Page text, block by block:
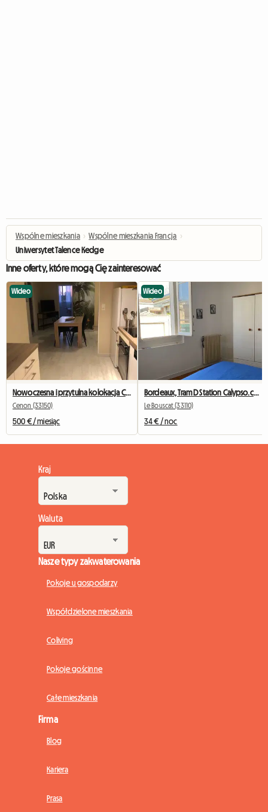
Wspólne mieszkania › Wspólne mieszkania Francja ›
Uniwersytet Talence Kedge
Inne oferty, które mogą Cię zainteresować
Wideo
Nowoczesna i przytulna kolokacja Cenon/Bastide – dostępne 2 pokoje
Cenon (33150)
500 € / miesiąc
Wideo
Bordeaux, Tram D Station Calypso.ch+SDB+wc Privées
Le Bouscat (33110)
34 € / noc
Kraj
Waluta
Nasze typy zakwaterowania
Pokoje u gospodarzy
Współdzielone mieszkania
Coliving
Pokoje gościnne
Całe mieszkania
Firma
Blog
Kariera
Prasa